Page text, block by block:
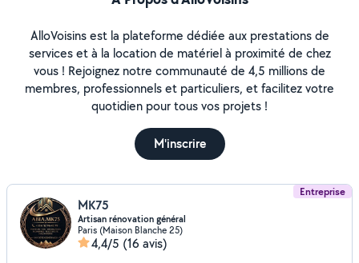
AlloVoisins est la plateforme dédiée aux prestations de
services et à la location de matériel à proximité de chez
vous ! Rejoignez notre communauté de 4,5 millions de
membres, professionnels et particuliers, et facilitez votre
quotidien pour tous vos projets !
M'inscrire
Entreprise
MK75
Artisan rénovation général
Paris (Maison Blanche 25)
4,4/5 (16 avis)